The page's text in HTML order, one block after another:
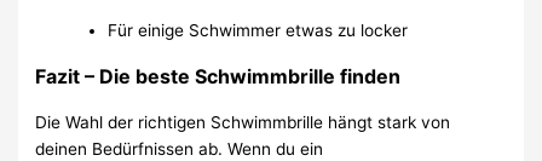
Für einige Schwimmer etwas zu locker
Fazit – Die beste Schwimmbrille finden
Die Wahl der richtigen Schwimmbrille hängt stark von
deinen Bedürfnissen ab. Wenn du ein